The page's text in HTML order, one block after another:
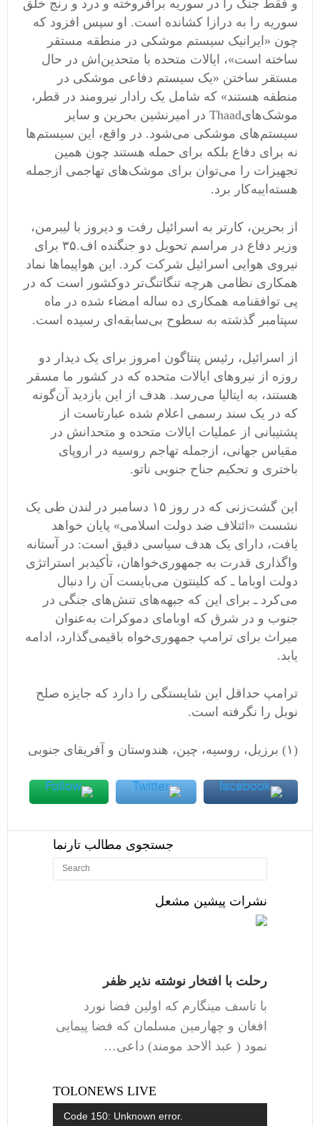
و فقط جنگ را در سوریه برافروخته و درد و رنج خلق
سوریه را به درازا کشانده است. او سپس افزود که
چون « ایرانیک سیستم موشکی در منطقه مستقر
ساخته است»، ایالات متحده با متحدین اش در حال
مستقر ساختن «یک سیستم دفاعی موشکی در
منطقه هستند» که شامل یک رادار نیرومند در قطر،
موشکهایThaad در امیرنشین بحرین و سایر
سیستمهای موشکی میشود. در واقع، این سیستمها
نه برای دفاع بلکه برای حمله هستند چون همین
تجهیزات را میتوان برای موشکهای تهاجمی از جمله
هسته ایبهکار برد.
از بحرین، کارتر به اسرائیل رفت و دیروز با لیبرمن،
وزیر دفاع در مراسم تحویل دو جنگنده اف.۳۵ برای
نیروی هوایی اسرائیل شرکت کرد. این هواپیماها نماد
همکاری نظامی هرچه تنگاتنگتر دوکشور است که در
پی توافقنامه همکاری ده ساله امضاء شده در ماه
سپتامبر گذشته به سطوح بیسابقه ای رسیده است.
از اسرائیل، رئیس پنتاگون امروز برای یک دیدار دو
روزه از نیروهای ایالات متحده که در کشور ما مسقر
هستند، به ایتالیا میرسد. هدف از این بازدید آنگونه
که در یک سند رسمی
اعلام شده عبارتاست از
پشتیبانی از عملیات ایالات متحده و متحدانش در
مقیاس جهانی، از جمله تهاجم روسیه در اروپای
باختری و تحکیم جناح جنوبی ناتو.
این گشت
زنی که در روز ۱۵ دسامبر در لندن طی یک
نشست « ائتلاف ضد دولت اسلامی» پایان خواهد
یافت، دارای یک هدف سیاسی دقیق است: در آستانه
واگذاری قدرت به جمهوریخواهان، تأکیدبر استراتژی
دولت اوباما ـ که کلینتون میبایست آن را دنبال
میکرد ـ برای این که جبهههای تنشهای جنگی در
جنوب و در شرق که اوبامای دموکرات بهعنوان
میراث برای ترامپ جمهوریخواه باقیمیگذارد، ادامه
یابد.
ترامپ حداقل این شایستگی را دارد که جایزه صلح
نوبل را نگرفته است.
( ۱) برزیل، روسیه، چین، هندوستان و آفریقای جنوبی
جستجوی مطالب تارنما
نشرات پیشین مشعل
رحلت با افتخار نوشته نذیر ظفر
با تاسف مینگارم که اولین فضا نورد
افغان و چهارمین مسلمان که فضا پیمایی
نمود ( عبد الاحد مومند) داعی…
TOLONEWS LIVE
Video
Code 150: Unknown error.